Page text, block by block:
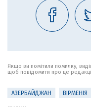
Якщо ви помітили помилку,
щоб повідомити про це
АЗЕРБАЙДЖАН ВІРМЕНІЯ